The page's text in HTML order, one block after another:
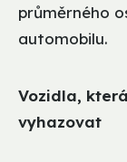
průměrného
automobilu.
Vozidla,
vyhazovat